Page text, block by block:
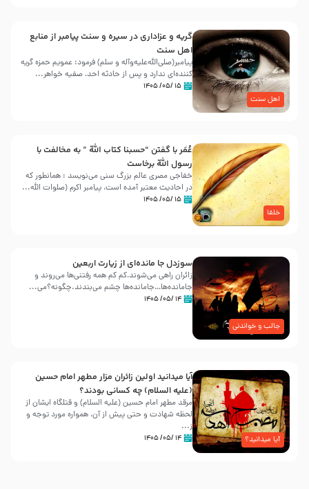
اهل سنت
گریه و عزاداری در سیره و سنت پیامبر از منابع
اهل سنت
پیامبر(صلی‌الله‌علیه‌وآله و سلم) فرمود: عمویم حمزه گریه
کننده‌ای ندارد و پس از حادثه احد، صفیه خواهر...
۱۵ /۰۵/ ۱۴۰۵
خلفا
عُمَر با گفتن “حسبنا كتاب اللّه ” به مخالفت با
رسول اللّه برخاست
خفاجی مصری عالم بزرگ سنی می‌نویسد : همانطور که
در احادیث معتبر آمده است، پیامبر اکرم (صلوات اللّه...
۱۵ /۰۵/ ۱۴۰۵
جالب و خواندنی
سوزدل جا مانده‌ای از زیارت اربعین
زائران راهی می‌شوند،کم‌ کم همه رفتنی‌ها می‌روند و
جامانده‌ها…جامانده‌ها چشم می‌بندند.چگونه؟می‌...
۱۴ /۰۵/ ۱۴۰۵
آیا میدانید؟
آیا میدانید اولین زائران مزار مطهر امام حسین
(علیه السلام) چه کسانی بودند؟
مرقد مطهر امام حسین (علیه السلام) و قتلگاه ایشان از
لحظه شهادت و حتی پیش از آن، همواره مورد توجه و
ز...
۱۴ /۰۵/ ۱۴۰۵